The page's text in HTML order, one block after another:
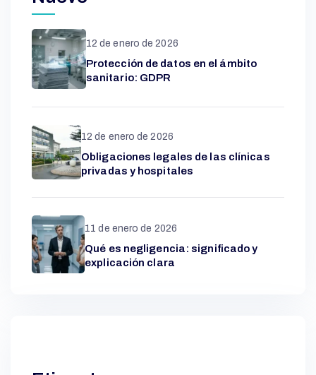
12 de enero de 2026
Protección de datos en el ámbito
sanitario: GDPR
12 de enero de 2026
Obligaciones legales de las clínicas
privadas y hospitales
11 de enero de 2026
Qué es negligencia: significado y
explicación clara